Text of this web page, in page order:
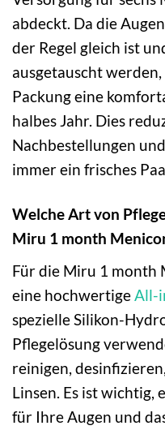
abdeckt. Da die
der Regel gleich ist
ausgetauscht
Packung eine
halbes Jahr. Dies
Nachbestellungen
immer ein frisches
Welche Art von
Miru 1 month
Für die Miru 1 month
eine hochwertige All-
spezielle Silikon-
Pflegelösung
reinigen,
Linsen. Es ist wichtig,
für Ihre Augen und